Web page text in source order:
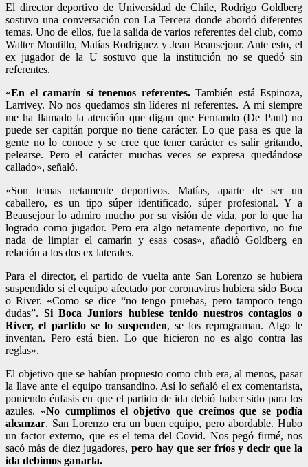
El director deportivo de Universidad de Chile, Rodrigo Goldberg
sostuvo una conversación con La Tercera donde abordó diferentes
temas. Uno de ellos, fue la salida de varios referentes del club, como
Walter Montillo, Matías Rodriguez y Jean Beausejour. Ante esto, el
ex jugador de la U sostuvo que la institución no se quedó sin
referentes.
«En el camarín sí tenemos referentes.También está Espinoza,
Larrivey. No nos quedamos sin líderes ni referentes. A mí siempre
me ha llamado la atención que digan que Fernando (De Paul) no
puede ser capitán porque no tiene carácter. Lo que pasa es que la
gente no lo conoce y se cree que tener carácter es salir gritando,
pelearse. Pero el carácter muchas veces se expresa quedándose
callado», señaló.
«Son temas netamente deportivos. Matías, aparte de ser un
caballero, es un tipo súper identificado, súper profesional. Y a
Beausejour lo admiro mucho por su visión de vida, por lo que ha
logrado como jugador. Pero era algo netamente deportivo, no fue
nada de limpiar el camarín y esas cosas», añadió Goldberg en
relación a los dos ex laterales.
Para el director, el partido de vuelta ante San Lorenzo se hubiera
suspendido si el equipo afectado por coronavirus hubiera sido Boca
o River. «Como se dice “no tengo pruebas, pero tampoco tengo
dudas”.Si Boca Juniors hubiese tenido nuestros contagios o
River, el partido se lo suspenden, se los reprograman. Algo le
inventan. Pero está bien. Lo que hicieron no es algo contra las
reglas».
El objetivo que se habían propuesto como club era, al menos, pasar
la llave ante el equipo transandino. Así lo señaló el ex comentarista,
poniendo énfasis en que el partido de ida debió haber sido para los
azules. «No cumplimos el objetivo que creímos que se podía
alcanzar. San Lorenzo era un buen equipo, pero abordable. Hubo
un factor externo, que es el tema del Covid. Nos pegó firmé, nos
sacó más de diez jugadores,pero hay que ser fríos y decir que la
ida debimos ganarla.